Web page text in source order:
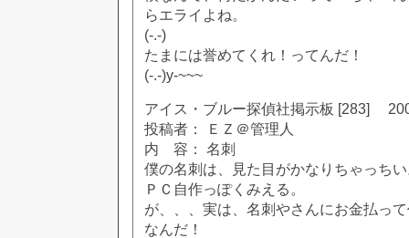
らエライよね。
(-.-)
たまには誉めてくれ！ってんだ！
(-.-)y-~~~
アイス・ブルー探偵社掲示板 [283]
投稿者： ＥＺ＠管理人
内 容： 名刺
僕の名刺は、見た目がかなりちゃっち
ＰＣ自作っぽくみえる。
が、、、実は、名刺やさんにお金払っ
なんだ！